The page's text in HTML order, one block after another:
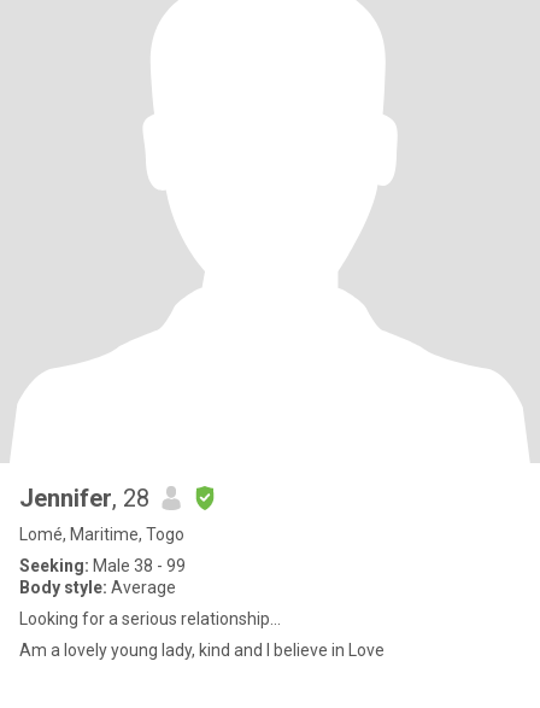
Jennifer, 28
Lomé, Maritime, Togo
Seeking: Male 38 - 99
Body style: Average
Looking for a serious relationship...
Am a lovely young lady, kind and I believe in Love